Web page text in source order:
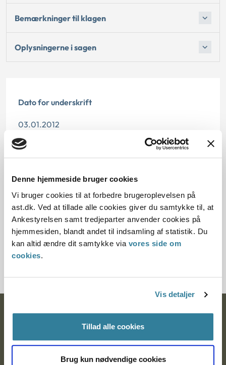
Denne hjemmeside bruger cookies
Vi bruger cookies til at forbedre brugeroplevelsen på
ast.dk. Ved at tillade alle cookies giver du samtykke til, at
Ankestyrelsen samt tredjeparter anvender cookies på
hjemmesiden, blandt andet til indsamling af statistik. Du
kan altid ændre dit samtykke via vores side om
cookies.
Vis detaljer
Tillad alle cookies
Brug kun nødvendige cookies
Bemærkninger til klagen
Oplysningerne i sagen
Dato for underskrift
03.01.2012
Offentliggørelsesdato
Paragraf
§ 5 § 7 § 1
Journalnummer
1201181-11
Ankestyrelsen
Nytorv 7, 2. sal